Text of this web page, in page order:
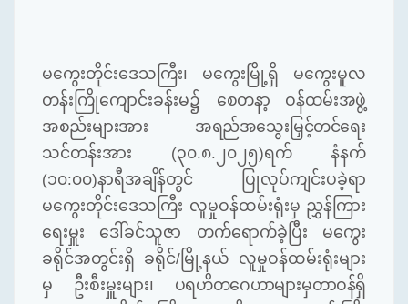
မကွေးတိုင်းဒေသကြီး၊ မကွေးမြို့ရှိ မကွေးမူလ
တန်းကြိုကျောင်းခန်းမ၌ စေတနာ့ ဝန်ထမ်းအဖွဲ့
အစည်းများအား အရည်အသွေးမြှင့်တင်ရေး
သင်တန်းအား (၃၀.၈.၂၀၂၅)ရက် နံနက်
(၁၀:၀၀)နာရီအချိန်တွင် ပြုလုပ်ကျင်းပခဲ့ရာ
မကွေးတိုင်းဒေသကြီး လူမှုဝန်ထမ်းရုံးမှ ညွှန်ကြား
ရေးမှူး ဒေါ်ခင်သူဇာ တက်ရောက်ခဲ့ပြီး မကွေး
ခရိုင်အတွင်းရှိ ခရိုင်/မြို့နယ် လူမှုဝန်ထမ်းရုံးများ
မှ ဦးစီးမှူးများ၊ ပရဟိတဂေဟာများမှတာဝန်ရှိ